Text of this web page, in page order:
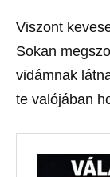
Viszont
Sokan
vidámnak
te valójában